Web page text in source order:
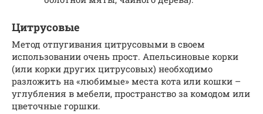
Цитрусовые
Метод отпугивания цитрусовыми в своем
использовании очень прост. Апельсиновые корки
(или корки других цитрусовых) необходимо
разложить на «любимые» места кота или кошки –
углубления в мебели, пространство за комодом или
цветочные горшки.